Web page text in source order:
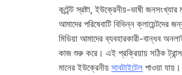
কন্টেন্ট স্রষ্টা, ইউক্রেনীয়-ভাষী
আমাদের পরিষেবাটি বিভিন্ন ক্লায়েন্টদের
মিডিয়া আমাদের ব্যবহারকারী-বান্ধব
কাজ শুরু করে। এই প্রক্রিয়ায় সঠিক
মানের ইউক্রেনীয় সাবটাইটেল পাওয়া যায়।